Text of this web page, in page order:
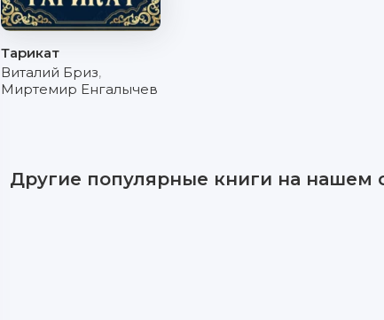
Тарикат
Виталий Бриз,
Миртемир Енгалычев
Другие популярные книги на нашем